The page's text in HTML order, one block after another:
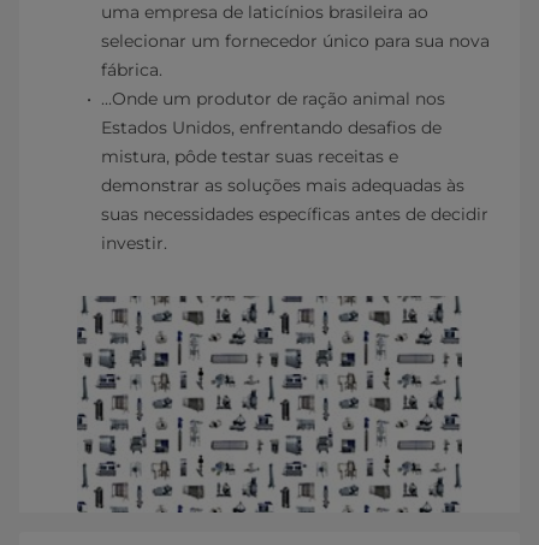
uma empresa de laticínios brasileira ao
selecionar um fornecedor único para sua nova
fábrica.
...Onde um produtor de ração animal nos
Estados Unidos, enfrentando desafios de
mistura, pôde testar suas receitas e
demonstrar as soluções mais adequadas às
suas necessidades específicas antes de decidir
investir.